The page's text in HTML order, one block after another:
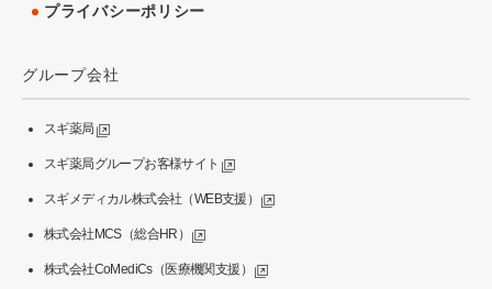
プライバシーポリシー
グループ会社
スギ薬局
スギ薬局グループお客様サイト
スギメディカル株式会社（WEB支援）
株式会社MCS（総合HR）
株式会社CoMediCs（医療機関支援）